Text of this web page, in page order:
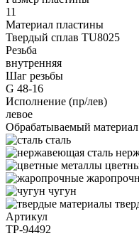
11
Материал пластины
Твердый сплав TU8025
Резьба
внутренняя
Шаг резьбы
G 48-16
Исполнение (пр/лев)
левое
Обрабатываемый материал
сталь
чугун
Артикул
TP-94492